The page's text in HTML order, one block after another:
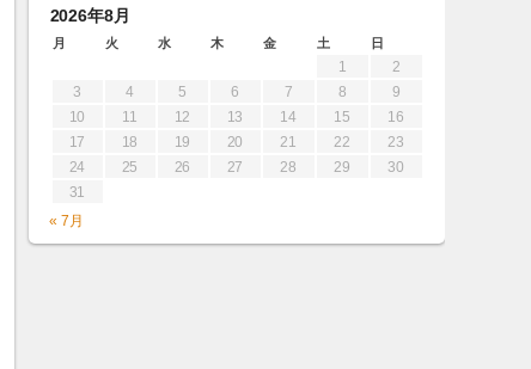
2026年8月
月 火 水 木 金 土 日
1
2
3
4 5 6 7 8
9
10
11 12 13 14 15
16
17
18 19 20 21 22
23
24
25 26 27 28 29
30
31
« 7月